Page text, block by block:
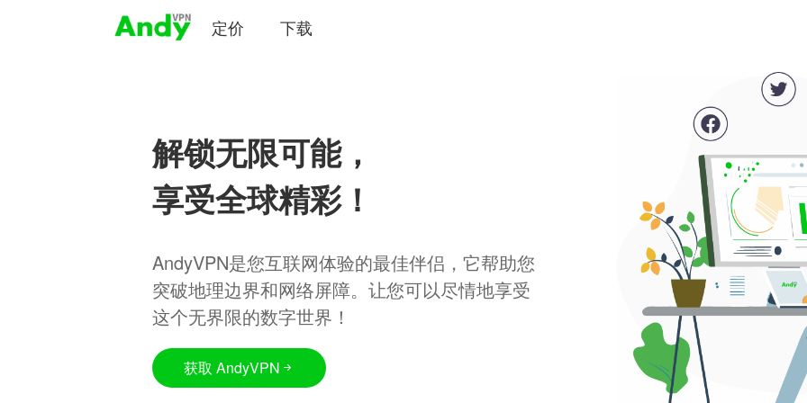
定价 下载
解锁无限可能，
享受全球精彩！
AndyVPN是您互联网体验的最佳伴侣，它帮助您
突破地理边界和网络屏障。让您可以尽情地享受
这个无界限的数字世界！
获取 AndyVPN